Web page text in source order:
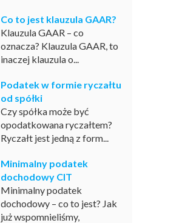
Co to jest klauzula GAAR?
Klauzula GAAR – co
oznacza? Klauzula GAAR, to
inaczej klauzula o...
Podatek w formie ryczałtu
od spółki
Czy spółka może być
opodatkowana ryczałtem?
Ryczałt jest jedną z form...
Minimalny podatek
dochodowy CIT
Minimalny podatek
dochodowy – co to jest? Jak
już wspomnieliśmy,